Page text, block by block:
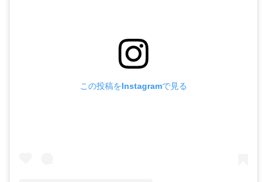
この投稿をInstagramで見る